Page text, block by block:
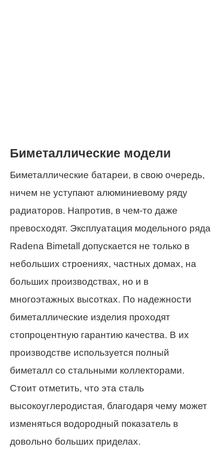
Биметаллические модели
Биметаллические батареи, в свою очередь,
ничем не уступают алюминиевому ряду
радиаторов. Напротив, в чем-то даже
превосходят. Эксплуатация модельного ряда
Radena Bimetall допускается не только в
небольших строениях, частных домах, на
больших производствах, но и в
многоэтажных высотках. По надежности
биметаллические изделия проходят
стопроцентную гарантию качества. В их
производстве используется полный
биметалл со стальными коллекторами.
Стоит отметить, что эта сталь
высокоуглеродистая, благодаря чему может
изменяться водородный показатель в
довольно больших приделах.